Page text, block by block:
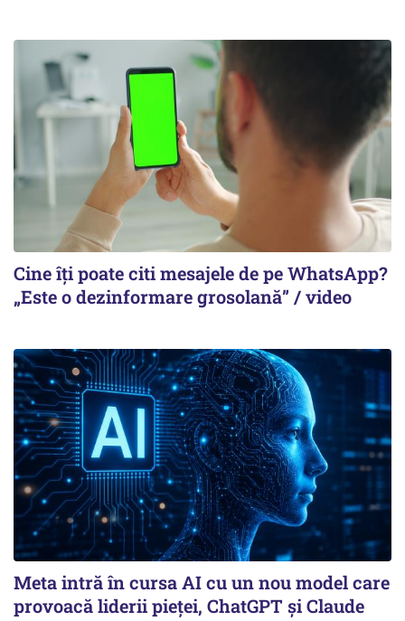
Cine îți poate citi mesajele de pe WhatsApp?
„Este o dezinformare grosolană” / video
Meta intră în cursa AI cu un nou model care
provoacă liderii pieței, ChatGPT și Claude